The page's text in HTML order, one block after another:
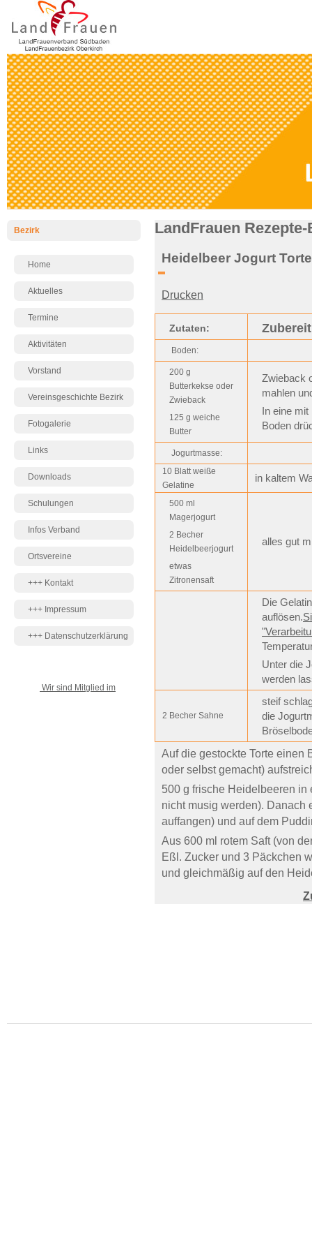
Bezirk
Home
Aktuelles
Termine
Aktivitäten
Vorstand
Vereinsgeschichte Bezirk
Fotogalerie
Links
Downloads
Schulungen
Infos Verband
Ortsvereine
+++ Kontakt
+++ Impressum
+++ Datenschutzerklärung
Wir sind Mitglied im
LandFrauen
Heidelbeer Jogurt Torte
Drucken
Zutaten:
Boden:
200 g
Butterkekse oder
Zwieback
125 g weiche
Butter
Zwieback
mahlen
In eine
Boden
Jogurtmasse:
10 Blatt weiße
Gelatine
in kaltem
500 ml
Magerjogurt
2 Becher
Heidelbeerjogurt
etwas
Zitronensaft
alles gut
Die
auflösen.
Unter die
werden
2 Becher Sahne
steif
die
Auf die gestockte Torte einen
oder selbst gemacht)
500 g frische Heidelbeeren in
nicht musig werden). Danach
auffangen) und auf dem
Aus 600 ml rotem Saft (von
Eßl. Zucker und 3 Päckchen
und gleichmäßig auf den